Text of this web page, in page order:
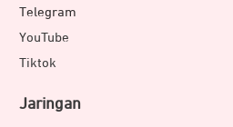
Telegram
YouTube
Tiktok
Jaringan